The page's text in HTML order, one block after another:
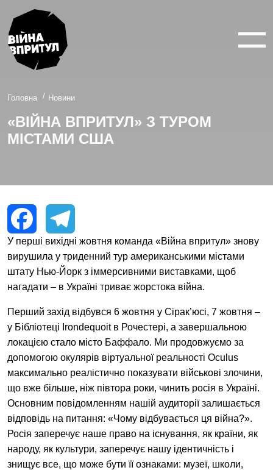
ВІЙНА У 360°
ВІЙНА В 3D
ПРО ПРОЕКТ
НОВИНИ
facebookyoutube twitter instagram
EN 中文 UA
Головна Новини
«ВІЙНА ВПРИТУЛ» З ТУРОМ
МІСТАМИ США
FacebookTelegram
У перші вихідні жовтня команда «Війна впритул» знову
вирушила у триденний тур американськими містами
штату Нью-Йорк з іммерсивними виставками, щоб
нагадати – в Україні триває жорстока війна.
Перший захід відбувся 6 жовтня у Сірак’юсі, 7 жовтня –
у Бібліотеці Irondequoit в Рочестері, а завершальною
локацією стало місто Баффало. Ми продовжуємо за
допомогою окулярів віртуальної реальності Oculus
максимально реалістично показувати військові злочини,
що вже більше, ніж півтора роки, чинить росія в Україні.
Основним повідомленням нашій аудиторії залишається
відповідь на питання: «Чому відбувається ця війна?».
Росія заперечує наше право на існування, як країни, як
народу, як культури, заперечує нашу ідентичність і
знищує все, що може бути її ознаками: музеї, школи,